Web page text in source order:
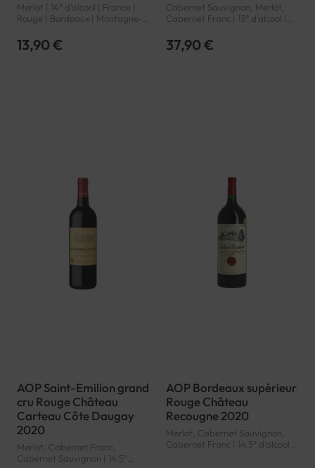
Merlot | 14° d'alcool | France |
Rouge | Bordeaux | Montagne-
13,90 €
Cabernet Sauvignon, Merlot,
Cabernet Franc | 13° d'alcool |
Margaux | AOP
37,90 €
AOP Saint-Emilion grand
cru Rouge Château
Carteau Côte Daugay
2020
Merlot, Cabernet Franc,
Cabernet Sauvignon | 14.5°
AOP Bordeaux supérieur
Rouge Château
Recougne 2020
Merlot, Cabernet Sauvignon,
Cabernet Franc | 14.5° d'alcool |